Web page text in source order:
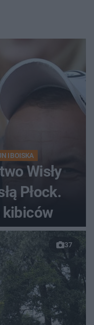
I BOISKA
Wisły
Płock.
kibiców
37